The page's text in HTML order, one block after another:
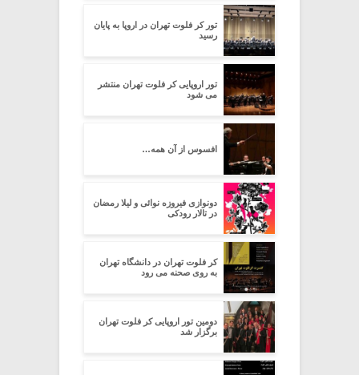
تور کر فلوت تهران در اروپا به پایان
رسید
تور اروپایی کر فلوت تهران منتشر
می شود
افسوس از آن همه…
دونوازی فیروزه نوائی و لیلا رمضان
در تالار رودکی
کر فلوت تهران در دانشگاه تهران
به روی صحنه می رود
دومین تور اروپایی کر فلوت تهران
برگزار شد